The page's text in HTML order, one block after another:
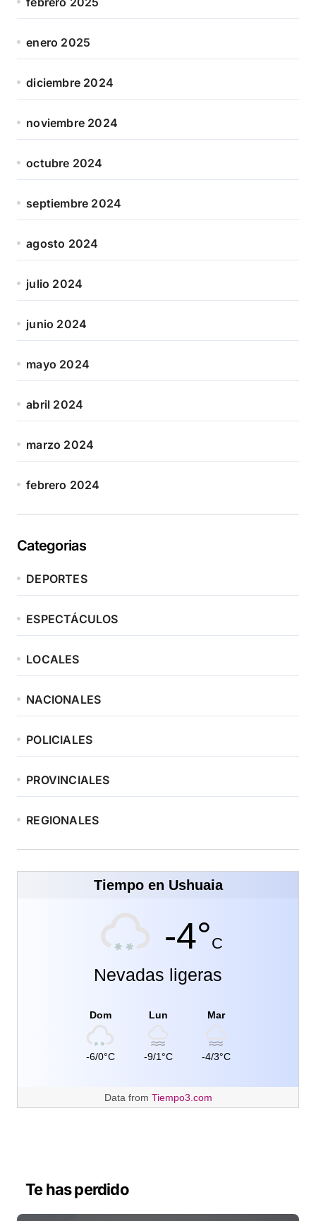
enero 2025
diciembre 2024
noviembre 2024
octubre 2024
septiembre 2024
agosto 2024
julio 2024
junio 2024
mayo 2024
abril 2024
marzo 2024
febrero 2024
Categorias
DEPORTES
ESPECTÁCULOS
LOCALES
NACIONALES
POLICIALES
PROVINCIALES
REGIONALES
Tiempo en Ushuaia
-4°C
Nevadas ligeras
Dom
-6/0°C
Lun
-9/1°C
Mar
-4/3°C
Data from Tiempo3.com
Te has perdido